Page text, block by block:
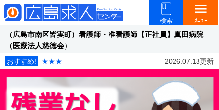
検索
menu
ﾒﾆｭｰ
（広島市南区皆実町）看護師・准看護師【正社員】真田病院
（医療法人慈徳会）
おすすめ! ★★★ 2026.07.13更新